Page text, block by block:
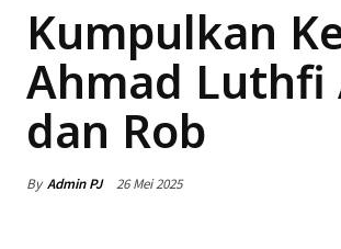
Kumpulkan
Ahmad Luthfi
dan Rob
By Admin PJ 26 Mei 2025